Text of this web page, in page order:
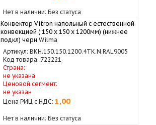
Нет в наличии: Без статуса
Конвектор Vitron напольный с естественной
конвекцией ( 150 х 150 х 1200мм) (нижнее
подкл) черн Wilma
Артикул: ВКН.150.150.1200.4ТК.N.RAL9005
Код товара: 722221
Страна:
не указана
Ценовой сегмент:
не указан
Цена РИЦ с НДС: 1,00
Нет в наличии: Без статуса